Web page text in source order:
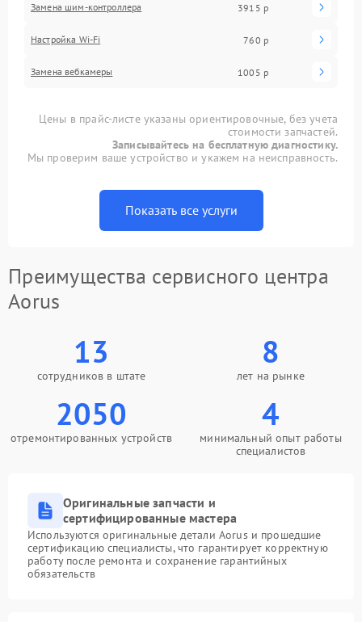
Замена шим-контроллера 3915 р
Настройка Wi-Fi 760 р
Замена вебкамеры 1005 р
Цены в прайс-листе указаны ориентировочные, без учета
стоимости запчастей.
Записывайтесь на бесплатную диагностику.
Мы проверим ваше устройство и укажем на неисправность.
Показать все услуги
Преимущества сервисного центра
Aorus
13
сотрудников в штате
8
лет на рынке
2050
отремонтированных устройств
4
минимальный опыт работы
специалистов
Оригинальные запчасти и
сертифицированные мастера
Используются оригинальные детали Aorus и прошедшие
сертификацию специалисты, что гарантирует корректную
работу после ремонта и сохранение гарантийных
обязательств